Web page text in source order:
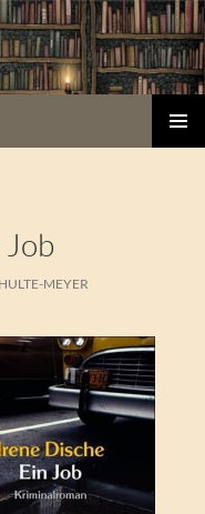
Job
MEYER